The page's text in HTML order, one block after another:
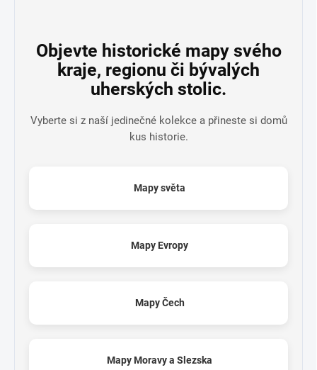
Objevte historické mapy svého
kraje, regionu či bývalých
uherských stolic.
Vyberte si z naší jedinečné kolekce a přineste si domů
kus historie.
Mapy světa
Mapy Evropy
Mapy Čech
Mapy Moravy a Slezska